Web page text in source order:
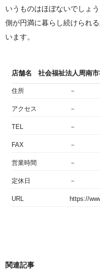
いうものはほぼないでしょ
側が円満に暮らし続けられ
います。
店舗名 社会福祉法人周南
住所 －
アクセス －
TEL －
FAX －
営業時間 －
定休日 －
URL https://
関連記事